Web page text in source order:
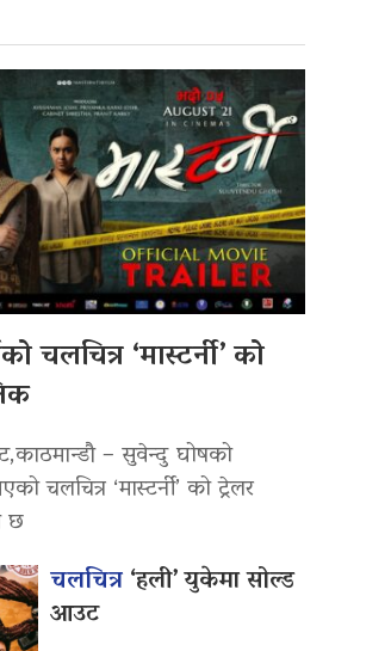
चलचित्र ‘मास्टर्नी’ को
– सुवेन्दु घोषको
चलचित्र ‘मास्टर्नी’ को ट्रेलर
छ
चलचित्र‘हली’ युकेमा सोल्ड
आउट